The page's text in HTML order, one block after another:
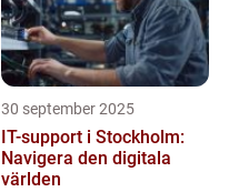
30 september 2025
IT-support i Stockholm:
Navigera den digitala
världen